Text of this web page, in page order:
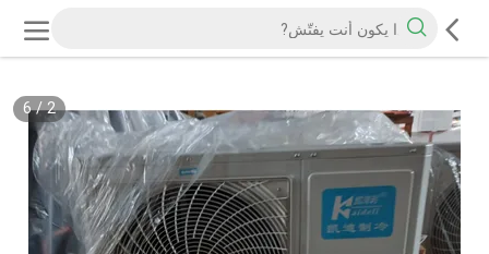
2
/
6